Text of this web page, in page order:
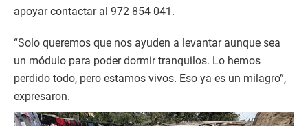
apoyar contactar al 972 854 041.
“Solo queremos que nos ayuden a levantar aunque sea
un módulo para poder dormir tranquilos. Lo hemos
perdido todo, pero estamos vivos. Eso ya es un milagro”,
expresaron.